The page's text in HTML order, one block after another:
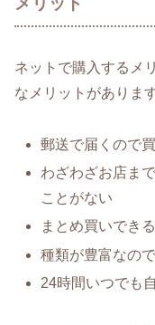
ネットで購入するメ
なメリットがあります
郵送で届くので
わざわざお店ま
ことがない
まとめ買いでき
種類が豊富なの
24時間いつでも